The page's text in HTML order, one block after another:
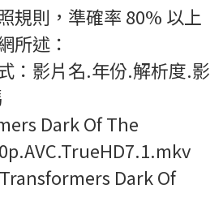
規則，準確率 80% 以上
所述：
：影片名.年份.解析度.影
Dark Of The
Dark Of